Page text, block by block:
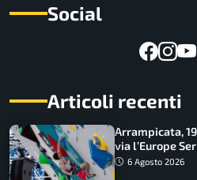
Social
Articoli recenti
Arrampicata,
via l’Europe
per la Speed
6 Agosto 2026